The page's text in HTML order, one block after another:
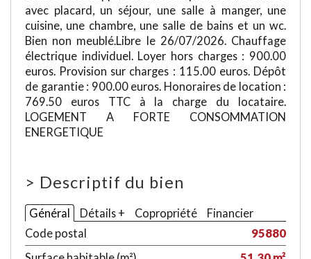
avec placard, un séjour, une salle à manger, une
cuisine, une chambre, une salle de bains et un wc.
Bien non meublé.Libre le 26/07/2026. Chauffage
électrique individuel. Loyer hors charges : 900.00
euros. Provision sur charges : 115.00 euros. Dépôt
de garantie : 900.00 euros. Honoraires de location :
769.50 euros TTC à la charge du locataire.
LOGEMENT A FORTE CONSOMMATION
ENERGETIQUE
> Descriptif du bien
Général Détails + Copropriété
Financier
Code postal
95880